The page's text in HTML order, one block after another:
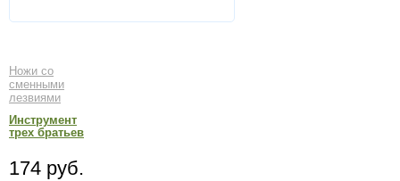
Ножи со
сменными
лезвиями
Инструмент
трех братьев
174 руб.